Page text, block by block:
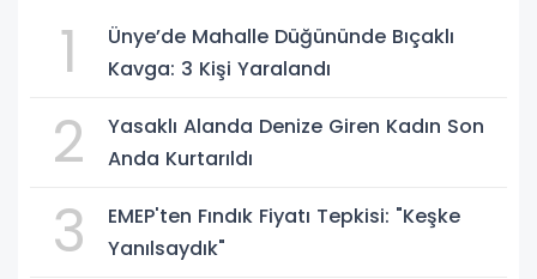
1
Ünye’de Mahalle Düğününde Bıçaklı
Kavga: 3 Kişi Yaralandı
2
Yasaklı Alanda Denize Giren Kadın Son
Anda Kurtarıldı
3
EMEP'ten Fındık Fiyatı Tepkisi: "Keşke
Yanılsaydık"